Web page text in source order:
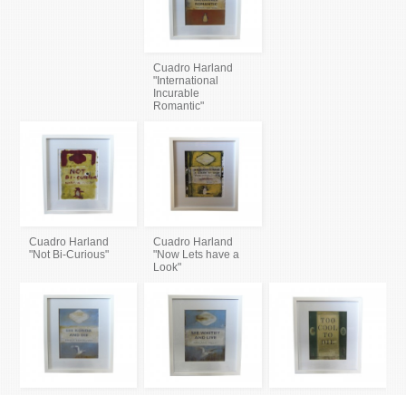
Cuadro Harland
"International
Incurable
Romantic"
Cuadro Harland
"Not Bi-Curious"
Cuadro Harland
"Now Lets have a
Look"